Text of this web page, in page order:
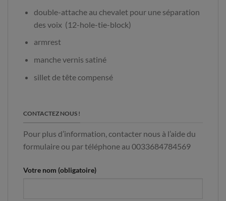
double-attache au chevalet pour une séparation
des voix (12-hole-tie-block)
armrest
manche vernis satiné
sillet de tête compensé
CONTACTEZ NOUS !
Pour plus d’information, contacter nous à l’aide du
formulaire ou par téléphone au 0033684784569
Votre nom (obligatoire)